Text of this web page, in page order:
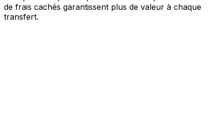
de frais cachés garantissent plus de valeur à chaque
transfert.